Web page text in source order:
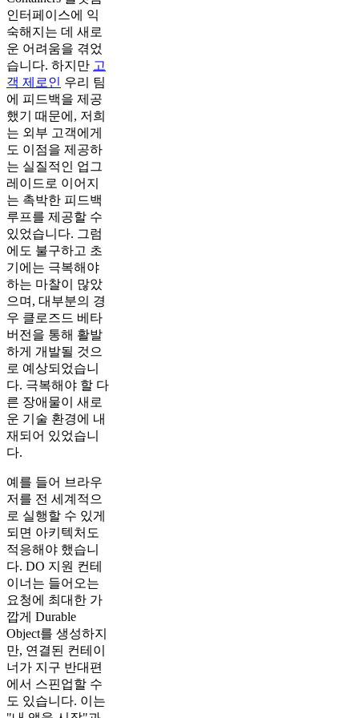
인터페이스에 익
숙해지는 데 새로
운 어려움을 겪었
습니다. 하지만 고
객 제로인 우리 팀
에 피드백을 제공
했기 때문에, 저희
는 외부 고객에게
도 이점을 제공하
는 실질적인 업그
레이드로 이어지
는 촉박한 피드백
루프를 제공할 수
있었습니다. 그럼
에도 불구하고 초
기에는 극복해야
하는 마찰이 많았
으며, 대부분의 경
우 클로즈드 베타
버전을 통해 활발
하게 개발될 것으
로 예상되었습니
다. 극복해야 할 다
른 장애물이 새로
운 기술 환경에 내
재되어 있었습니
다.
예를 들어 브라우
저를 전 세계적으
로 실행할 수 있게
되면 아키텍처도
적응해야 했습니
다. DO 지원 컨테
이너는 들어오는
요청에 최대한 가
깝게 Durable
Object를 생성하지
만, 연결된 컨테이
너가 지구 반대편
에서 스핀업할 수
도 있습니다. 이는